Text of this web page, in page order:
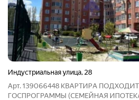
Индустриальная улица, 28
Арт. 139066448 КBАРTИPА
ГОCПРОГPAMМЫ (CEMEЙHAЯ